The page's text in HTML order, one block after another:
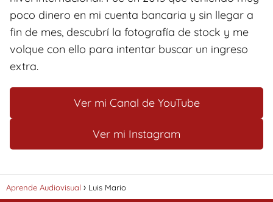
poco dinero en mi cuenta bancaria y sin llegar a
fin de mes, descubrí la fotografía de stock y me
volque con ello para intentar buscar un ingreso
extra.
Ver mi Canal de YouTube
Ver mi Instagram
Aprende Audiovisual Luis Mario